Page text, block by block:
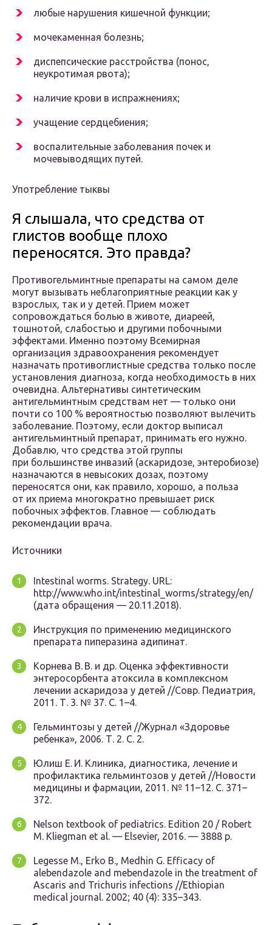
любые нарушения кишечной функции;
мочекаменная болезнь;
диспепсические расстройства (понос,
неукротимая рвота);
наличие крови в испражнениях;
учащение сердцебиения;
воспалительные заболевания почек и
мочевыводящих путей.
Употребление тыквы
Я слышала, что средства от
глистов вообще плохо
переносятся. Это правда?
Противогельминтные препараты на самом деле
могут вызывать неблагоприятные реакции как у
взрослых, так и у детей. Прием может
сопровождаться болью в животе, диареей,
тошнотой, слабостью и другими побочными
эффектами. Именно поэтому Всемирная
организация здравоохранения рекомендует
назначать противоглистные средства только после
установления диагноза, когда необходимость в них
очевидна. Альтернативы синтетическим
антигельминтным средствам нет — только они
почти со 100 % вероятностью позволяют вылечить
заболевание. Поэтому, если доктор выписал
антигельминтный препарат, принимать его нужно.
Добавлю, что средства этой группы
при большинстве инвазий (аскаридозе, энтеробиозе)
назначаются в невысоких дозах, поэтому
переносятся они, как правило, хорошо, а польза
от их приема многократно превышает риск
побочных эффектов. Главное — соблюдать
рекомендации врача.
Источники
Intestinal worms. Strategy. URL:
http://www.who.int/intestinal_worms/strategy/en/
(дата обращения — 20.11.2018).
Инструкция по применению медицинского
препарата пиперазина адипинат.
Корнева В. В. и др. Оценка эффективности
энтеросорбента атоксила в комплексном
лечении аскаридоза у детей //Совр. Педиатрия,
2011. Т. 3. № 37. С. 1–4.
Гельминтозы у детей //Журнал «Здоровье
ребенка», 2006. Т. 2. С. 2.
Юлиш Е. И. Клиника, диагностика, лечение и
профилактика гельминтозов у детей //Новости
медицины и фармации, 2011. № 11–12. С. 371–
372.
Nelson textbook of pediatrics. Edition 20 / Robert
M. Kliegman et al. — Elsevier, 2016. — 3888 p.
Legesse M., Erko B., Medhin G. Efficacy of
alebendazole and mebendazole in the treatment of
Ascaris and Trichuris infections //Ethiopian
medical journal. 2002; 40 (4): 335–343.